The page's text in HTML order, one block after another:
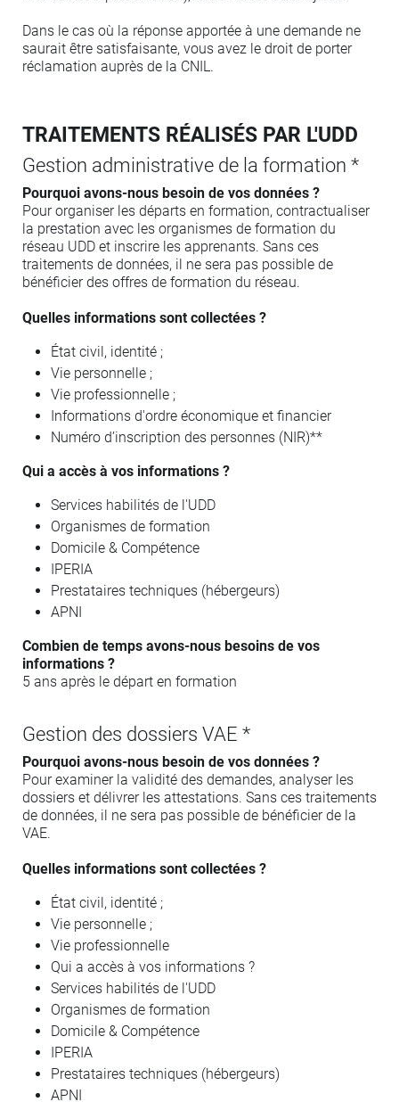
Dans le cas où la réponse apportée à une demande ne
saurait être satisfaisante, vous avez le droit de porter
réclamation auprès de la CNIL.
TRAITEMENTS RÉALISÉS PAR L'UDD
Gestion administrative de la formation *
Pourquoi avons-nous besoin de vos données ?
Pour organiser les départs en formation, contractualiser
la prestation avec les organismes de formation du
réseau UDD et inscrire les apprenants. Sans ces
traitements de données, il ne sera pas possible de
bénéficier des offres de formation du réseau.
Quelles informations sont collectées ?
État civil, identité ;
Vie personnelle ;
Vie professionnelle ;
Informations d'ordre économique et financier
Numéro d’inscription des personnes (NIR)**
Qui a accès à vos informations ?
Services habilités de l'UDD
Organismes de formation
Domicile & Compétence
IPERIA
Prestataires techniques (hébergeurs)
APNI
Combien de temps avons-nous besoins de vos
informations ?
5 ans après le départ en formation
Gestion des dossiers VAE *
Pourquoi avons-nous besoin de vos données ?
Pour examiner la validité des demandes, analyser les
dossiers et délivrer les attestations. Sans ces traitements
de données, il ne sera pas possible de bénéficier de la
VAE.
Quelles informations sont collectées ?
État civil, identité ;
Vie personnelle ;
Vie professionnelle
Qui a accès à vos informations ?
Services habilités de l'UDD
Organismes de formation
Domicile & Compétence
IPERIA
Prestataires techniques (hébergeurs)
APNI